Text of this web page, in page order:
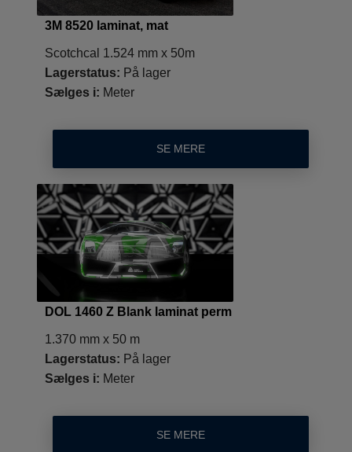
3M 8520 laminat, mat
Scotchcal 1.524 mm x 50m
Lagerstatus: På lager
Sælges i: Meter
SE MERE
DOL 1460 Z Blank laminat perm
1.370 mm x 50 m
Lagerstatus: På lager
Sælges i: Meter
SE MERE